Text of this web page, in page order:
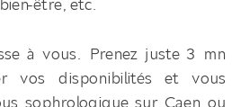
être, etc.
à vous. Prenez juste 3 mn
vos disponibilités et vous
sophrologique sur Caen ou